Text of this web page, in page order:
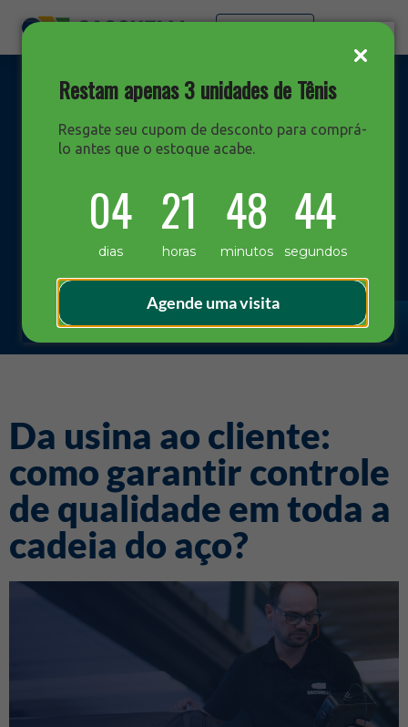
Restam apenas 3 unidades de Tênis
Resgate seu cupom de desconto para comprá-
lo antes que o estoque acabe.
04
dias
21
horas
48
minutos
43
segundos
Agende uma visita
Blog Sacchelli
Da usina ao cliente:
como garantir controle
de qualidade em toda a
cadeia do aço?